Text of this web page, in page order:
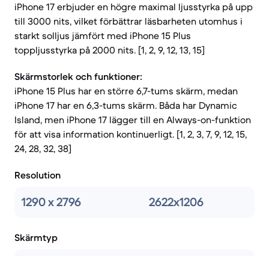
iPhone 17 erbjuder en högre maximal ljusstyrka på upp
till 3000 nits, vilket förbättrar läsbarheten utomhus i
starkt solljus jämfört med iPhone 15 Plus
toppljusstyrka på 2000 nits. [1, 2, 9, 12, 13, 15]
Skärmstorlek och funktioner:
iPhone 15 Plus har en större 6,7-tums skärm, medan
iPhone 17 har en 6,3-tums skärm. Båda har Dynamic
Island, men iPhone 17 lägger till en Always-on-funktion
för att visa information kontinuerligt. [1, 2, 3, 7, 9, 12, 15,
24, 28, 32, 38]
Resolution
1290 x 2796 2622x1206
Skärmtyp